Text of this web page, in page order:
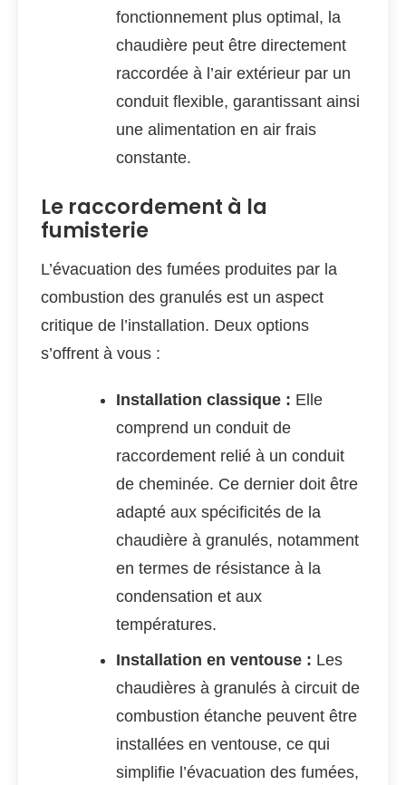
fonctionnement plus optimal, la
chaudière peut être directement
raccordée à l’air extérieur par un
conduit flexible, garantissant ainsi
une alimentation en air frais
constante.
Le raccordement à la
fumisterie
L’évacuation des fumées produites par la
combustion des granulés est un aspect
critique de l’installation. Deux options
s’offrent à vous :
Installation classique : Elle
comprend un conduit de
raccordement relié à un conduit
de cheminée. Ce dernier doit être
adapté aux spécificités de la
chaudière à granulés, notamment
en termes de résistance à la
condensation et aux
températures.
Installation en ventouse : Les
chaudières à granulés à circuit de
combustion étanche peuvent être
installées en ventouse, ce qui
simplifie l’évacuation des fumées,